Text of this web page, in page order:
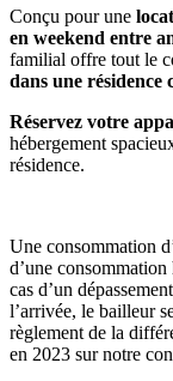
Conçu pour une
en weekend entre
familial offre tout le
dans une résidence
Réservez votre
hébergement
résidence.
Une consommation
d’une
cas d’un
l’arrivée, le bailleur
règlement de la
en 2023 sur notre